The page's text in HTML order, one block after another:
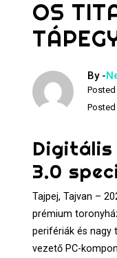
OS
By -
Digitális
3.0
Tajpej, Tajvan –
prémium
perifériák és nagy
vezető PC-